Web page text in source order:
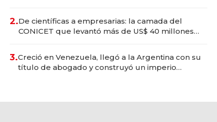
2.De científicas a empresarias: la camada del
CONICET que levantó más de US$ 40 millones
3.Creció en Venezuela, llegó a la Argentina con su
título de abogado y construyó un imperio